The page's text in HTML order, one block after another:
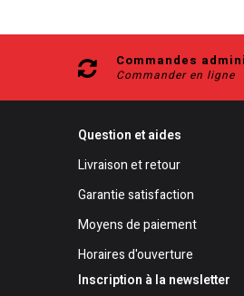
Commandes
Commander en ligne
Question et aides
Livraison et retour
Garantie satisfaction
Moyens de paiement
Horaires d'ouverture
Inscription à la newsletter